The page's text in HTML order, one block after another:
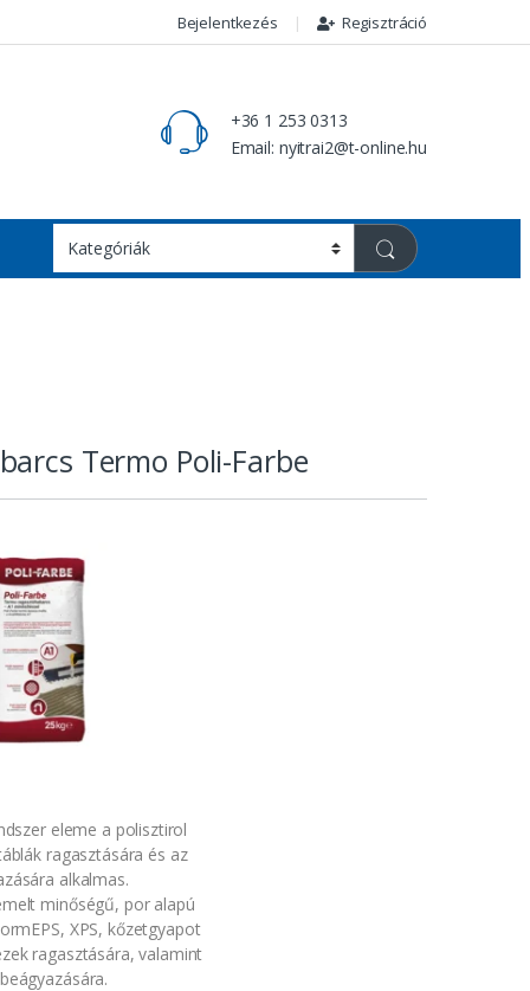
Bejelentkezés Regisztráció
+36 1 253 0313
Email: nyitrai2@t-online.hu
Termo Poli-Farbe
eleme a polisztirol
ragasztására és az
alkalmas.
minőségű, por alapú
XPS, kőzetgyapot
ragasztására, valamint